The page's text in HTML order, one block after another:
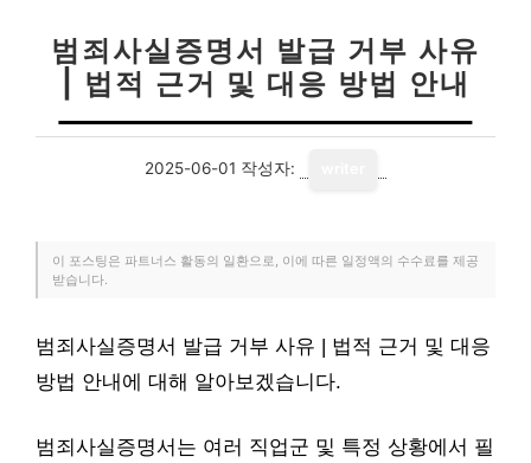
범죄사실증명서 발급 거부 사유
| 법적 근거 및 대응 방법 안내
2025-06-01 작성자:
이 포스팅은 파트너스 활동의 일환으로, 이에 따른 일정액의 수수료를 제공
받습니다.
범죄사실증명서 발급 거부 사유 | 법적 근거 및 대응
방법 안내에 대해 알아보겠습니다.
범죄사실증명서는 여러 직업군 및 특정 상황에서 필